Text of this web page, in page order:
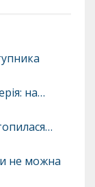
на…
не можна